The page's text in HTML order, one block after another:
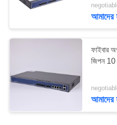
8 পোর্ট ওল্ট
আমাদের
ফাইবার
জিপন 10
আমাদের